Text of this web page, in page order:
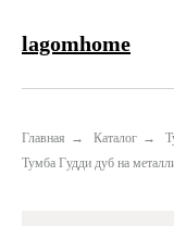
lagomhome
Главная → Каталог →
Тумба Гудди дуб на